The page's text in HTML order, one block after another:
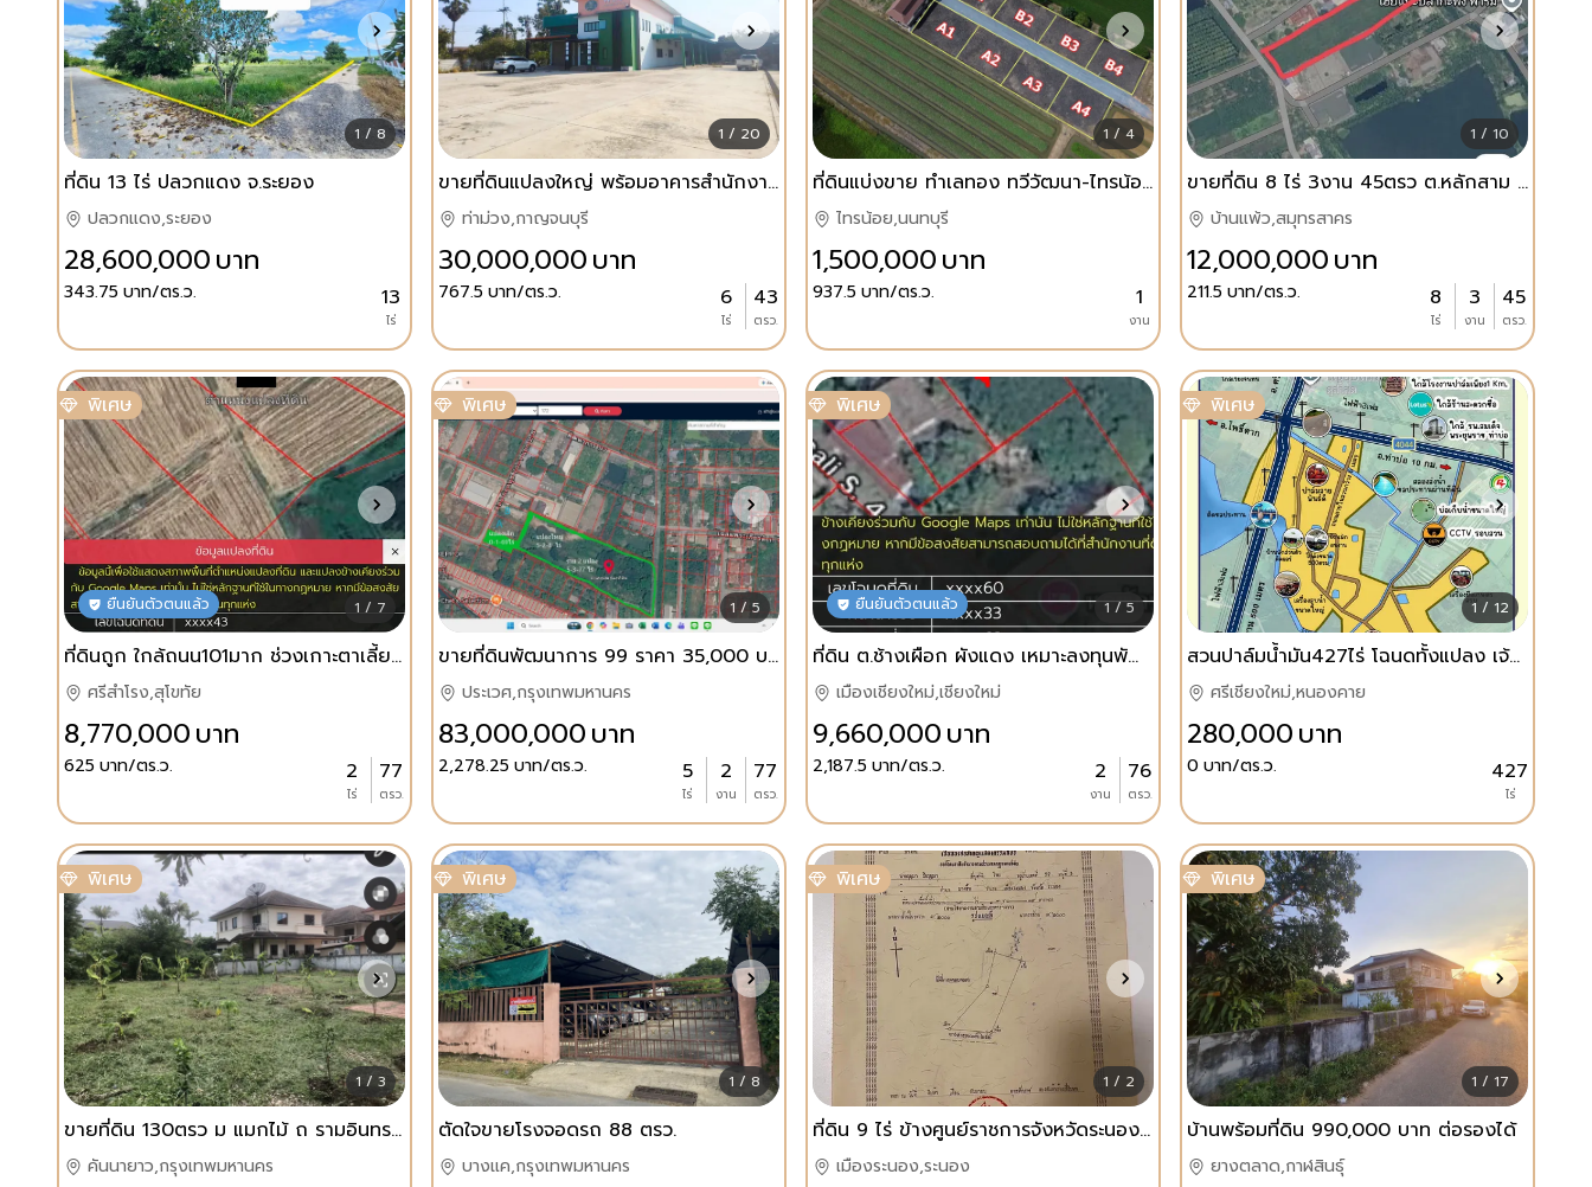
1 / 8
ที่ดิน 13 ไร่ ปลวกแดง จ.ระยอง
ปลวกแดง,ระยอง
28,600,000บาท
343.75 บาท/ตร.ว. 13
ไร่
1 / 20
ขายที่ดินแปลงใหญ่ พร้อมอาคารสำนักงาน ติดถนน ต.หนองขาว อ.ท่าม่วง จ.กาญจนบุรี
ท่าม่วง,กาญจนบุรี
30,000,000บาท
767.5 บาท/ตร.ว. 6
ไร่
43
ตรว.
1 / 4
ที่ดินแบ่งขาย ทำเลทอง ทวีวัฒนา-ไทรน้อย นนทบุรี เนื้อที่แปลงละ 100 ตารางวา
ไทรน้อย,นนทบุรี
1,500,000บาท
937.5 บาท/ตร.ว. 1
งาน
1 / 10
ขายที่ดิน 8 ไร่ 3งาน 45ตรว ต.หลักสาม อ บ้านแพ้ว จ.สมุทรสาคร 12.2ล้านบาท
บ้านแพ้ว,สมุทรสาคร
12,000,000บาท
211.5 บาท/ตร.ว. 8
ไร่
3
งาน
45
ตรว.
พิเศษ
1 / 7
ยืนยันตัวตนแล้ว
ที่ดินถูก ใกล้ถนน101มาก ช่วงเกาะตาเลี้ยง อ.ศรีสำโรง เหมาะการลงทุนพัฒนาอสังหา ธุรกิจ เก็บไว้เพื่ออนาคต
ศรีสำโรง,สุโขทัย
8,770,000บาท
625 บาท/ตร.ว. 2
ไร่
77
ตรว.
พิเศษ
1 / 5
ขายที่ดินพัฒนาการ 99 ราคา 35,000 บาท/ ตร.วา
ประเวศ,กรุงเทพมหานคร
83,000,000บาท
2,278.25 บาท/ตร.ว. 5
ไร่
2
งาน
77
ตรว.
พิเศษ
1 / 5
ยืนยันตัวตนแล้ว
ที่ดิน ต.ช้างเผือก ผังแดง เหมาะลงทุนพัฒนา โรงแรมบูทีค อพาร์ทเม้นท์ ทาวน์เฮ้าส/บ้าน์หลายหลัง
เมืองเชียงใหม่,เชียงใหม่
9,660,000บาท
2,187.5 บาท/ตร.ว. 2
งาน
76
ตรว.
พิเศษ
1 / 12
สวนปาล์มน้ำมัน427ไร่ โฉนดทั้งแปลง เจ้าของขายเอง มีระบบน้ำ ติดชลประทาน
ศรีเชียงใหม่,หนองคาย
280,000บาท
0 บาท/ตร.ว. 427
ไร่
พิเศษ
1 / 3
ขายที่ดิน 130ตรว ม แมกไม้ ถ รามอินทรา ม ติดรถไฟฟ้าสายสีชมพู
คันนายาว,กรุงเทพมหานคร
พิเศษ
1 / 8
ตัดใจขายโรงจอดรถ 88 ตรว.
บางแค,กรุงเทพมหานคร
พิเศษ
1 / 2
ที่ดิน 9 ไร่ ข้างศูนย์ราชการจังหวัดระนอง ใกล้สนามบิน บ่อน้ำพุร้อน
เมืองระนอง,ระนอง
พิเศษ
1 / 17
บ้านพร้อมที่ดิน 990,000 บาท ต่อรองได้
ยางตลาด,กาฬสินธุ์